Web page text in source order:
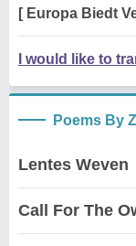
[ Europa Biedt
I would like to
Poems By
Lentes Weven
Call For The